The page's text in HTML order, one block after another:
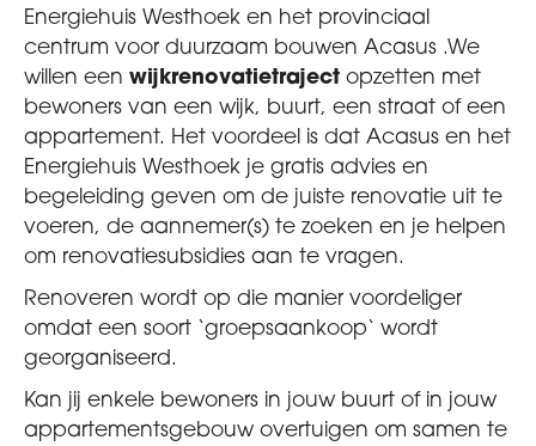
Energiehuis Westhoek en het provinciaal
centrum voor duurzaam bouwen Acasus .We
willen een wijkrenovatietraject opzetten met
bewoners van een wijk, buurt, een straat of een
appartement. Het voordeel is dat Acasus en het
Energiehuis Westhoek je gratis advies en
begeleiding geven om de juiste renovatie uit te
voeren, de aannemer(s) te zoeken en je helpen
om renovatiesubsidies aan te vragen.
Renoveren wordt op die manier voordeliger
omdat een soort ‘groepsaankoop‘ wordt
georganiseerd.
Kan jij enkele bewoners in jouw buurt of in jouw
appartementsgebouw overtuigen om samen te